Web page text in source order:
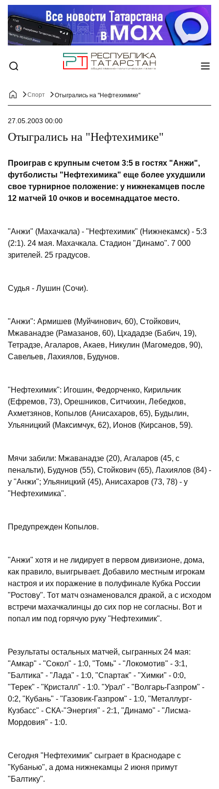
Спорт Отыгрались на "Нефтехимике"
27.05.2003 00:00
Отыгрались на "Нефтехимике"
Проиграв с крупным счетом 3:5 в гостях "Анжи",
футболисты "Нефтехимика" еще более ухудшили
свое турнирное положение: у нижнекамцев после
12 матчей 10 очков и восемнадцатое место.
"Анжи" (Махачкала) - "Нефтехимик" (Нижнекамск) - 5:3
(2:1). 24 мая. Махачкала. Стадион "Динамо". 7 000
зрителей. 25 градусов.
Судья - Лушин (Сочи).
"Анжи": Армишев (Муйчинович, 60), Стойкович,
Мжаванадзе (Рамазанов, 60), Цхададзе (Бабич, 19),
Тетрадзе, Агаларов, Акаев, Никулин (Магомедов, 90),
Савельев, Лахиялов, Будунов.
"Нефтехимик": Игошин, Федорченко, Кирильчик
(Ефремов, 73), Орешников, Ситчихин, Лебедков,
Ахметзянов, Копылов (Анисахаров, 65), Будылин,
Ульяницкий (Максимчук, 62), Ионов (Кирсанов, 59).
Мячи забили: Мжаванадзе (20), Агаларов (45, с
пенальти), Будунов (55), Стойкович (65), Лахиялов (84) -
у "Анжи"; Ульяницкий (45), Анисахаров (73, 78) - у
"Нефтехимика".
Предупрежден Копылов.
"Анжи" хотя и не лидирует в первом дивизионе, дома,
как правило, выигрывает. Добавило местным игрокам
настроя и их поражение в полуфинале Кубка России
"Ростову". Тот матч ознаменовался дракой, а с исходом
встречи махачкалинцы до сих пор не согласны. Вот и
попал им под горячую руку "Нефтехимик".
Результаты остальных матчей, сыгранных 24 мая:
"Амкар" - "Сокол" - 1:0, "Томь" - "Локомотив" - 3:1,
"Балтика" - "Лада" - 1:0, "Спартак" - "Химки" - 0:0,
"Терек" - "Кристалл" - 1:0. "Урал" - "Волгарь-Газпром" -
0:2, "Кубань" - "Газовик-Газпром" - 1:0, "Металлург-
Кузбасс" - СКА-"Энергия" - 2:1, "Динамо" - "Лисма-
Мордовия" - 1:0.
Сегодня "Нефтехимик" сыграет в Краснодаре с
"Кубанью", а дома нижнекамцы 2 июня примут
"Балтику".